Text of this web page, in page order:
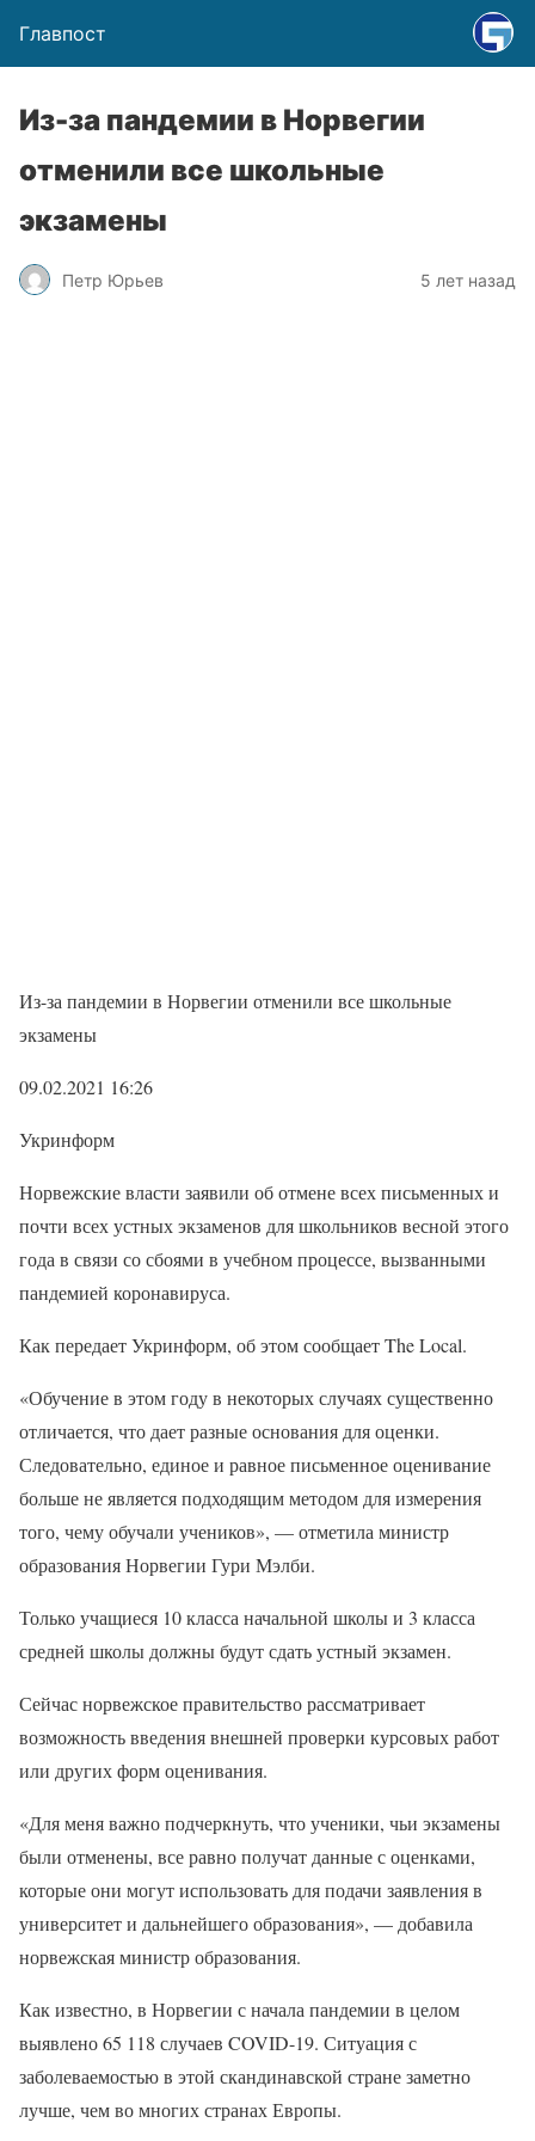
Главпост
Из-за пандемии в Норвегии
отменили все школьные
экзамены
Петр Юрьев 5 лет назад
Из-за пандемии в Норвегии отменили все школьные
экзамены
09.02.2021 16:26
Укринформ
Норвежские власти заявили об отмене всех письменных и
почти всех устных экзаменов для школьников весной этого
года в связи со сбоями в учебном процессе, вызванными
пандемией коронавируса.
Как передает Укринформ, об этом сообщает The Local.
«Обучение в этом году в некоторых случаях существенно
отличается, что дает разные основания для оценки.
Следовательно, единое и равное письменное оценивание
больше не является подходящим методом для измерения
того, чему обучали учеников», — отметила министр
образования Норвегии Гури Мэлби.
Только учащиеся 10 класса начальной школы и 3 класса
средней школы должны будут сдать устный экзамен.
Сейчас норвежское правительство рассматривает
возможность введения внешней проверки курсовых работ
или других форм оценивания.
«Для меня важно подчеркнуть, что ученики, чьи экзамены
были отменены, все равно получат данные с оценками,
которые они могут использовать для подачи заявления в
университет и дальнейшего образования», — добавила
норвежская министр образования.
Как известно, в Норвегии с начала пандемии в целом
выявлено 65 118 случаев COVID-19. Ситуация с
заболеваемостью в этой скандинавской стране заметно
лучше, чем во многих странах Европы.